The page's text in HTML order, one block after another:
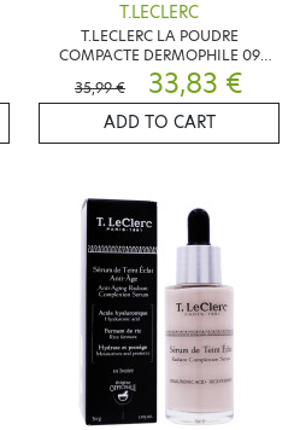
T.LECLERC
T.LECLERC LA POUDRE
COMPACTE DERMOPHILE 09
BEIGE 9G
35,99 € 33,83 €
ADD TO CART